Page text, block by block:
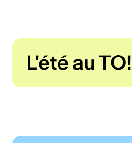
L'été au TO!